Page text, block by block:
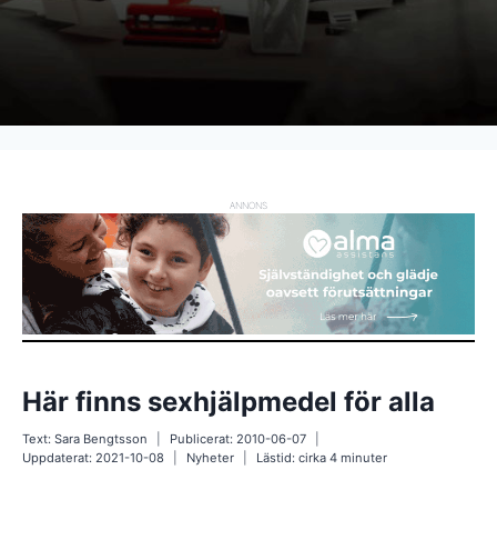
ANNONS
Här finns sexhjälpmedel för alla
Text: Sara Bengtsson Publicerat: 2010-06-07
Uppdaterat: 2021-10-08 Nyheter Lästid: cirka4minuter